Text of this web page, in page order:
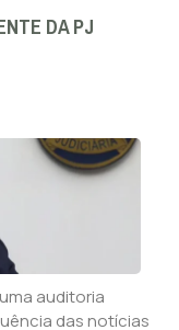
DA PJ
auditoria
das notícias